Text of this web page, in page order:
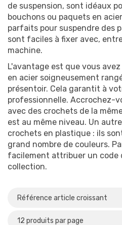
Matériau
Plastique(23)
de suspension, sont idéaux
bouchons ou paquets en
parfaits pour suspendre des
sont faciles à fixer avec,
machine.
L'avantage est que vous
en acier soigneusement
présentoir. Cela garantit à
professionnelle. Accrochez-
avec des crochets de la
est au même niveau. Un
crochets en plastique : ils
grand nombre de couleurs.
facilement attribuer un code
collection.